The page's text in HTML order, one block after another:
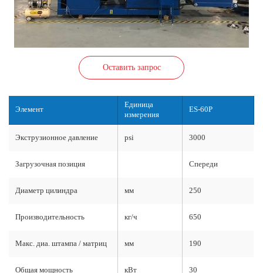
Оставить запрос
Элемент
Единица
измерения
ES-60P
Экструзионное давление psi 3000
Загрузочная позиция Спереди
Диаметр цилиндра мм 250
Производительность кг/ч 650
Макс. диа. штампа / матриц мм 190
Общая мощность кВт 30